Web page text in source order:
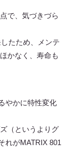
で、気づきづら
たため、メンテ
かなく、寿命も
やかに特性変化
（というよりグ
れがMATRIX 801